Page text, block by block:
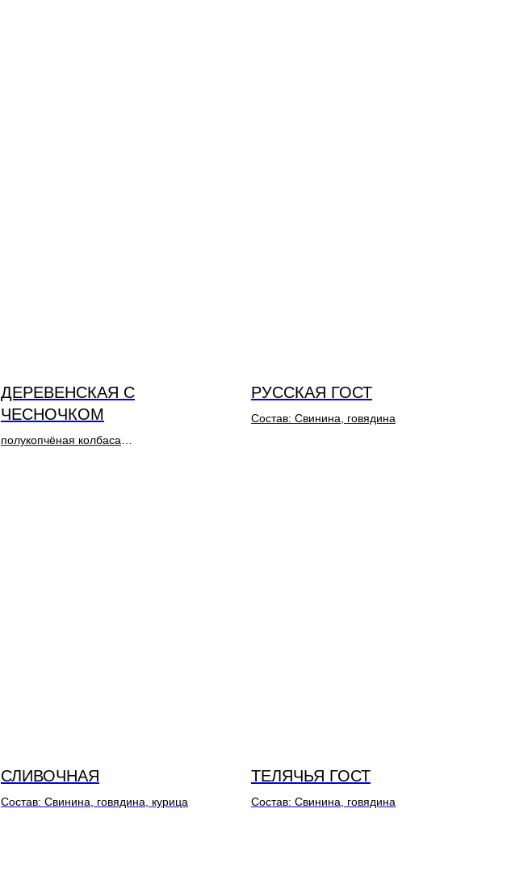
ДЕРЕВЕНСКАЯ С
ЧЕСНОЧКОМ
полукопчёная колбаса
РУССКАЯ ГОСТ
Состав: Свинина, говядина
СЛИВОЧНАЯ
Состав: Свинина, говядина, курица
ТЕЛЯЧЬЯ ГОСТ
Состав: Свинина, говядина